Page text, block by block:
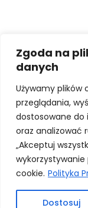
Zgoda na
danych
Używamy plików
przeglądania,
dostosowane do
oraz analizować
„Akceptuj
wykorzystywanie
cookie. Polityka
Dostosuj